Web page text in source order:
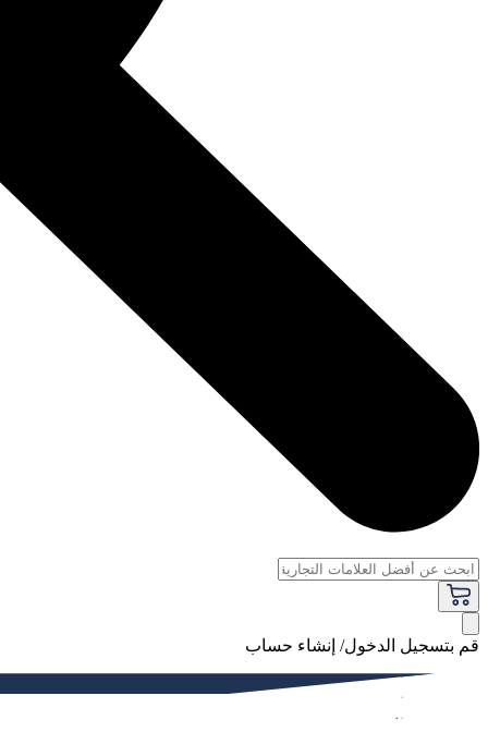
قم بتسجيل الدخول/ إنشاء حساب
فاخر
النساء
الرجال